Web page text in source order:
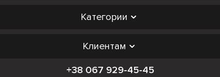
Категории
Клиентам
+38 067 929-45-45